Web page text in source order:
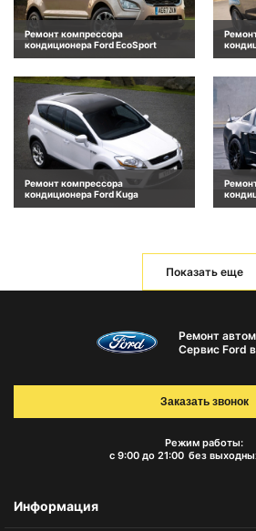
Ремонт компрессора
кондиционера Ford EcoSport
Ремонт компрессора
кондиционера Ford Kuga
Показать еще
Ремонт
Сервис Ford
Режим работы:
с 9:00 до 21:00 без
Заказать звонок
Информация